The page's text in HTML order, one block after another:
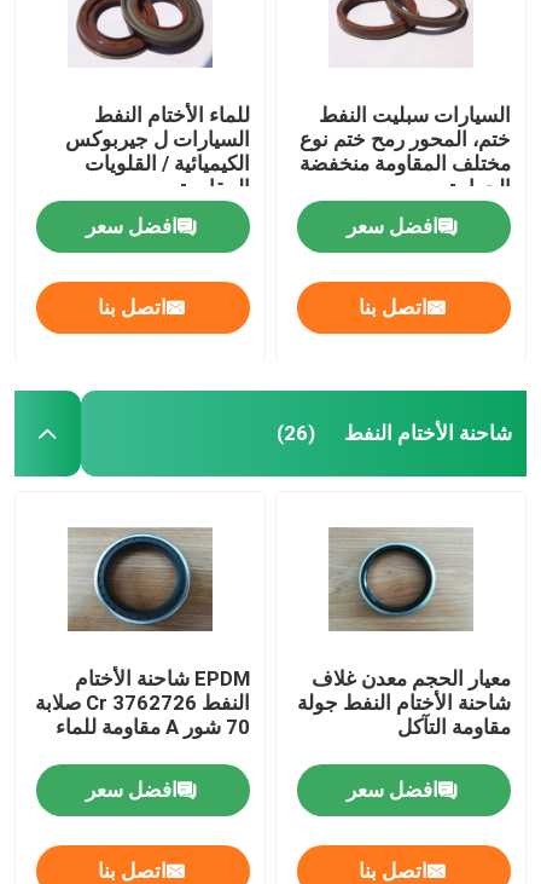
السيارات سبليت النفط
ختم، المحور رمح ختم نوع
مختلف المقاومة منخفضة
الحرارة
افضل سعر
اتصل بنا
للماء الأختام النفط
السيارات ل جيربوكس
الكيميائية / القلويات
المقاومة
افضل سعر
اتصل بنا
شاحنة الأختام النفط (26)
معيار الحجم معدن غلاف
شاحنة الأختام النفط جولة
مقاومة التآكل
افضل سعر
اتصل بنا
EPDM شاحنة الأختام
النفط Cr 3762726 صلابة
70 شور A مقاومة للماء
افضل سعر
اتصل بنا